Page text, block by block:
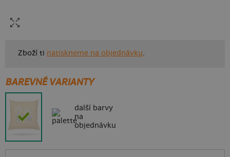
Zboží ti natiskneme na objednávku.
BAREVNÉ VARIANTY
další barvy
na
objednávku